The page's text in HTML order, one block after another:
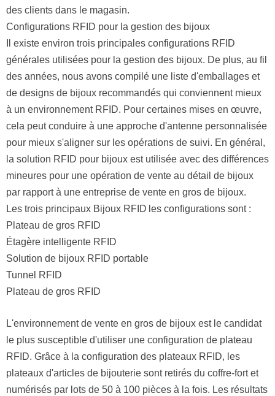
des clients dans le magasin.
Configurations RFID pour la gestion des bijoux
Il existe environ trois principales configurations RFID
générales utilisées pour la gestion des bijoux. De plus, au fil
des années, nous avons compilé une liste d'emballages et
de designs de bijoux recommandés qui conviennent mieux
à un environnement RFID. Pour certaines mises en œuvre,
cela peut conduire à une approche d'antenne personnalisée
pour mieux s'aligner sur les opérations de suivi. En général,
la solution RFID pour bijoux est utilisée avec des différences
mineures pour une opération de vente au détail de bijoux
par rapport à une entreprise de vente en gros de bijoux.
Les trois principaux Bijoux RFID les configurations sont :
Plateau de gros RFID
Étagère intelligente RFID
Solution de bijoux RFID portable
Tunnel RFID
Plateau de gros RFID
L'environnement de vente en gros de bijoux est le candidat
le plus susceptible d'utiliser une configuration de plateau
RFID. Grâce à la configuration des plateaux RFID, les
plateaux d'articles de bijouterie sont retirés du coffre-fort et
numérisés par lots de 50 à 100 pièces à la fois. Les résultats